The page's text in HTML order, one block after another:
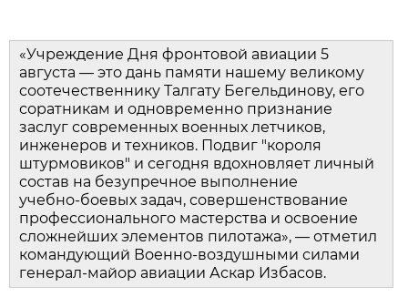
«Учреждение Дня фронтовой авиации 5
августа — это дань памяти нашему великому
соотечественнику Талгату Бегельдинову, его
соратникам и одновременно признание
заслуг современных военных летчиков,
инженеров и техников. Подвиг "короля
штурмовиков" и сегодня вдохновляет личный
состав на безупречное выполнение
учебно‑боевых задач, совершенствование
профессионального мастерства и освоение
сложнейших элементов пилотажа», — отметил
командующий Военно‑воздушными силами
генерал‑майор авиации Аскар Избасов.